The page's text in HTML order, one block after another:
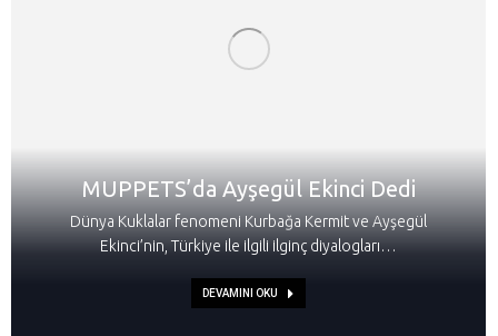
MUPPETS’da Ayşegül Ekinci Dedi
Dünya Kuklalar fenomeni Kurbağa Kermit ve Ayşegül
Ekinci’nin, Türkiye ile ilgili ilginç diyalogları…
DEVAMINI OKU